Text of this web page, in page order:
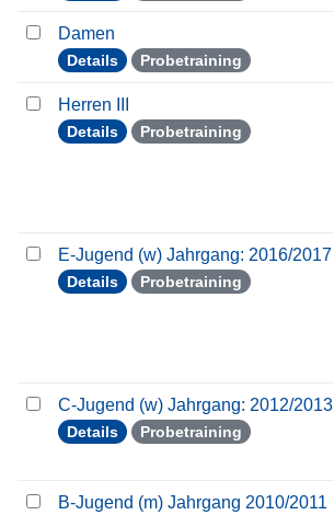
Damen
Details Probetraining
Herren III
Details Probetraining
E-Jugend (w) Jahrgang: 2016/2017
Details Probetraining
C-Jugend (w) Jahrgang: 2012/2013
Details Probetraining
B-Jugend (m) Jahrgang 2010/2011